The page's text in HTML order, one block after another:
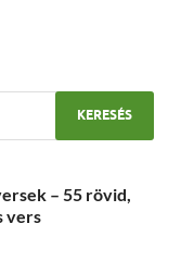
– 55 rövid,
vers